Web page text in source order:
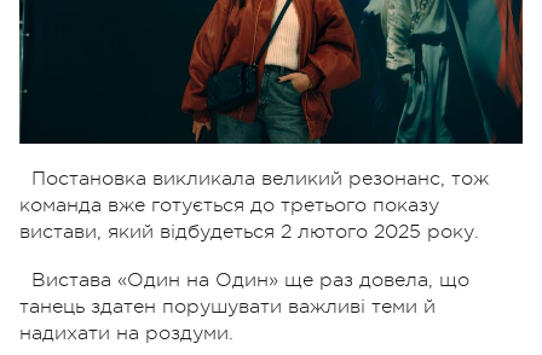
Постановка викликала великий резонанс, тож
команда вже готується до третього показу
вистави, який відбудеться 2 лютого 2025 року.
Вистава «Один на Один» ще раз довела, що
танець здатен порушувати важливі теми й
надихати на роздуми.